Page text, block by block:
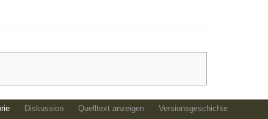
Diskussion Quelltext anzeigen
Versionsgeschichte